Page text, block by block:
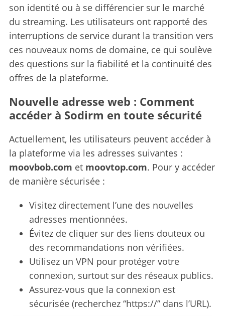
son identité ou à se différencier sur le marché
du streaming. Les utilisateurs ont rapporté des
interruptions de service durant la transition vers
ces nouveaux noms de domaine, ce qui soulève
des questions sur la fiabilité et la continuité des
offres de la plateforme.
Nouvelle adresse web : Comment
accéder à Sodirm en toute sécurité
Actuellement, les utilisateurs peuvent accéder à
la plateforme via les adresses suivantes :
moovbob.com et moovtop.com. Pour y accéder
de manière sécurisée :
Visitez directement l’une des nouvelles
adresses mentionnées.
Évitez de cliquer sur des liens douteux ou
des recommandations non vérifiées.
Utilisez un VPN pour protéger votre
connexion, surtout sur des réseaux publics.
Assurez-vous que la connexion est
sécurisée (recherchez “https://” dans l’URL).